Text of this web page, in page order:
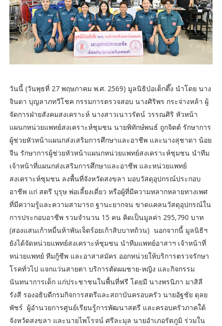
วันนี้ (วันพุธที่ 27 พฤษภาคม พ.ศ. 2569) มูลนิธิป่อเต็กตึ๊ง นำโดย นาง
จินดา บุญลาภทวีโชค กรรมการตรวจสอบ นางศิริพร กระจ่างหล้า ผู้
จัดการฝ่ายสังคมสงเคราะห์ นางสาวเนาวรัตน์ วรรณศิริ หัวหน้า
แผนกหน่วยแพทย์สงเคราะห์ชุมชน นายพิทักษ์พนธ์ ถูกจิตต์ รักษาการ
ผู้ช่วยหัวหน้าแผนกส่งเสริมการศึกษาและอาชีพ และนางสุชาดา น้อย
จีน รักษาการผู้ช่วยหัวหน้าแผนกหน่วยแพทย์สงเคราะห์ชุมชน นำทีม
เจ้าหน้าที่แผนกส่งเสริมการศึกษาและอาชีพ และหน่วยแพทย์
สงเคราะห์ชุมชน ลงพื้นที่จังหวัดสงขลา มอบวัสดุอุปกรณ์ประกอบ
อาชีพ แก่ สตรี บุรุษ พ่อเลี้ยงเดี่ยว หรือผู้ที่มีความหลากหลายทางเพศ
ที่มีความรู้และความสามารถ ฐานะยากจน ขาดแคลนวัสดุอุปกรณ์ใน
การประกอบอาชีพ รวมจำนวน 15 คน คิดเป็นมูลค่า 295,790 บาท
(สองแสนเก้าหมื่นห้าพันเจ็ดร้อยเก้าสิบบาทถ้วน) นอกจากนี้ มูลนิธิฯ
ยังได้จัดหน่วยแพทย์สงเคราะห์ชุมชน นำทีมแพทย์อาสาฯ เจ้าหน้าที่
หน่วยแพทย์ ทีมกู้ชีพ และอาสาสมัคร ออกหน่วยให้บริการตรวจรักษา
โรคทั่วไป แจกแว่นสายตา บริการตัดผมชาย-หญิง และกิจกรรม
นันทนาการเด็ก แก่ประชาชนในพื้นที่ฟรี โดยมี นางพรนิภา มาสิลี
รังสี รองอธิบดีกรมกิจการสตรีและสถาบันครอบครัว นายอัฐชัย ดุลย
พัชร์ ผู้อำนวยการศูนย์เรียนรู้การพัฒนาสตรี และครอบครัวภาคใต้
จังหวัดสงขลา และนายไพโรจน์ ศรีละมุล นายอำเภอรัตภูมิ ร่วมใน